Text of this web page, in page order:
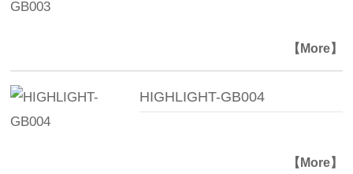
【More】
HIGHLIGHT-GB004
【More】